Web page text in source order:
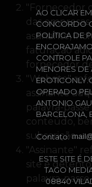
AO CLICAR
CONCORDO
POLÍTICA DE
CONTROLE
MENORES DE
OPERADO
ANTONIO
BARCELONA,
Contato:
ESTE SITE É
TAGO
08840
"Fornecedor
das
assinante,
faturação
fornecedor
"Website"
assinante
palavra-
conteúdo,
subscrição.
"Assinante"
site e
palavra-